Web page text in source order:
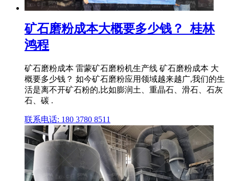
矿石磨粉成本大概要多少钱？_桂林
鸿程
矿石磨粉成本 雷蒙矿石磨粉机生产线 矿石磨粉成本 大
概要多少钱？ 如今矿石磨粉应用领域越来越广,我们的生
活是离不开矿石粉的,比如膨润土、重晶石、滑石、石灰
石、碳 .
联系电话: 180 3780 8511